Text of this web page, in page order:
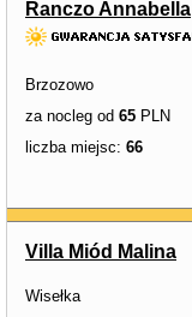
Ranczo Annabella
Brzozowo
za nocleg od 65 PLN
liczba miejsc: 66
Villa Miód Malina
Wisełka